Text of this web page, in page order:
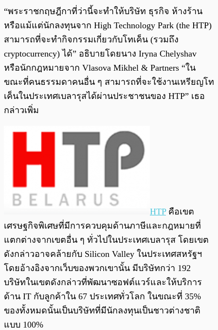
“พระราชกฤษฎีกาที่ว่านี้จะทำให้บริษัท ธุรกิจ ห้างร้าน
หรือแม้แต่นักลงทุนจาก High Technology Park (the HTP)
สามารถที่จะทำกิจกรรมเกี่ยวกับโทเค็น (รวมถึง
cryptocurrency) ได้” อธิบายโดยนาง Iryna Chelyshav
หรือนักกฎหมายจาก Vlasova Mikhel & Partners “ใน
ขณะที่คนธรรมดาคนอื่น ๆ สามารถที่จะใช้งานเหรียญโท
เค็นในประเทศเบลารุสได้ผ่านประชาชนของ HTP” เธอ
กล่าวเพิ่ม
HTPคือเขต
เศรษฐกิจพิเศษที่มีการควบคุมด้านภาษีและกฎหมายที่
แตกต่างจากเขตอื่น ๆ ทั่วไปในประเทศเบลารุส โดยเขต
ดังกล่าวอาจคล้ายกับ Silicon Valley ในประเทศสหรัฐฯ
โดยอ้างอิงจากเว็บของพวกเขานั้น มีบริษัทกว่า 192
บริษัทในเขตดังกล่าวที่พัฒนาซอฟต์แวร์และให้บริการ
ด้าน IT กับลูกค้าใน 67 ประเทศทั่วโลก ในขณะที่ 35%
ของทั้งหมดนั้นเป็นบริษัทที่มีนักลงทุนเป็นชาวต่างชาติ
แบบ 100%